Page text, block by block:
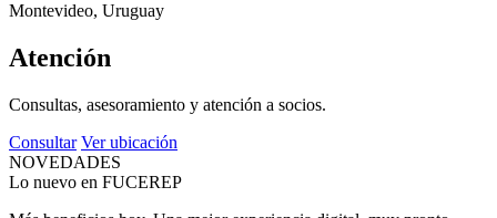
Montevideo, Uruguay
Atención
Consultas, asesoramiento y atención a socios.
Consultar Ver ubicación
NOVEDADES
Lo nuevo en FUCEREP